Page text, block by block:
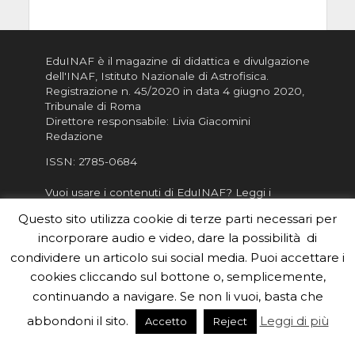
EduINAF è il magazine di didattica e divulgazione
dell'INAF, Istituto Nazionale di Astrofisica
Registrazione n. 45/2020 in data 4 giugno 2020,
Tribunale di Roma
Direttore responsabile: Livia Giacomini
Redazione
ISSN: 2785-0684
Vuoi usare i contenuti di EduINAF? Leggi i
Informativa sulla Privacy
Informatva sui Cookie
Per la rubrica de l'Astronomo risponde, per
inviarci le tue foto o i tuoi contributi, scrivici a
redazione.edu [chiocciola] inaf.it oppure
il form
Questo sito utilizza cookie di terze parti necessari per
incorporare audio e video, dare la possibilità di
condividere un articolo sui social media. Puoi accettare i
cookies cliccando sul bottone o, semplicemente,
continuando a navigare. Se non li vuoi, basta che
abbondoni il sito.
Accetto Reject Leggi di più